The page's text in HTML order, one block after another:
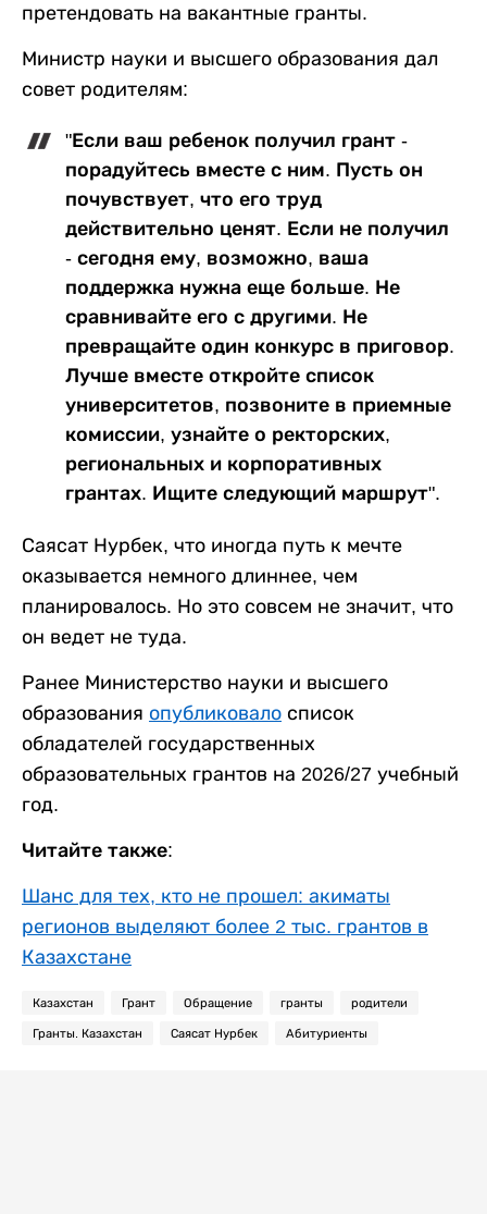
претендовать на вакантные гранты.
Министр науки и высшего образования дал
совет родителям:
"Если ваш ребенок получил грант -
порадуйтесь вместе с ним. Пусть он
почувствует, что его труд
действительно ценят. Если не получил
- сегодня ему, возможно, ваша
поддержка нужна еще больше. Не
сравнивайте его с другими. Не
превращайте один конкурс в приговор.
Лучше вместе откройте список
университетов, позвоните в приемные
комиссии, узнайте о ректорских,
региональных и корпоративных
грантах. Ищите следующий маршрут".
Саясат Нурбек, что иногда путь к мечте
оказывается немного длиннее, чем
планировалось. Но это совсем не значит, что
он ведет не туда.
Ранее Министерство науки и высшего
образования опубликовало список
обладателей государственных
образовательных грантов на 2026/27 учебный
год.
Читайте также:
Шанс для тех, кто не прошел: акиматы
регионов выделяют более 2 тыс. грантов в
Казахстане
Казахстан Грант Обращение гранты родители
Гранты. Казахстан Саясат Нурбек Абитуриенты